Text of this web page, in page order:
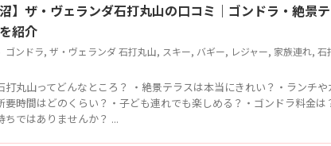
沼】ザ・ヴェランダ石打丸山の口コミ｜ゴンドラ・絶景テ
紹介
ゴンドラ, ザ・ヴェランダ 石打丸山, スキー, バギー, レジャー, 家族連れ, 石
打丸山ってどんなところ？ ・絶景テラスは本当にきれい？・ランチや
要時間はどのくらい？・子ども連れでも楽しめる？・ゴンドラ料金は
ちではありませんか？ ...